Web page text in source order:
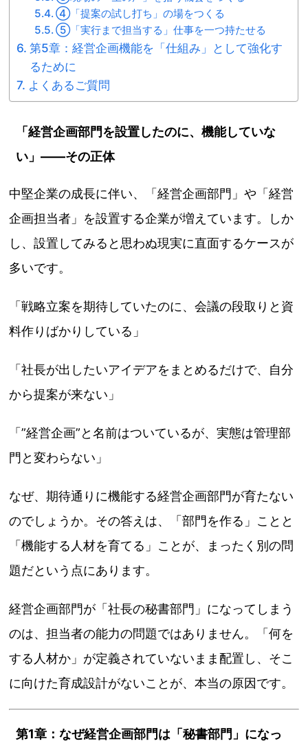
④「提案の試し打ち」の場をつくる
⑤「実行まで担当する」仕事を一つ持たせる
第5章：経営企画機能を「仕組み」として強化す
るために
よくあるご質問
「経営企画部門を設置したのに、機能していな
い」——その正体
中堅企業の成長に伴い、「経営企画部門」や「経営
企画担当者」を設置する企業が増えています。しか
し、設置してみると思わぬ現実に直面するケースが
多いです。
「戦略立案を期待していたのに、会議の段取りと資
料作りばかりしている」
「社長が出したいアイデアをまとめるだけで、自分
から提案が来ない」
「”経営企画”と名前はついているが、実態は管理部
門と変わらない」
なぜ、期待通りに機能する経営企画部門が育たない
のでしょうか。その答えは、「部門を作る」ことと
「機能する人材を育てる」ことが、まったく別の問
題だという点にあります。
経営企画部門が「社長の秘書部門」になってしまう
のは、担当者の能力の問題ではありません。「何を
する人材か」が定義されていないまま配置し、そこ
に向けた育成設計がないことが、本当の原因です。
第1章：なぜ経営企画部門は「秘書部門」になっ